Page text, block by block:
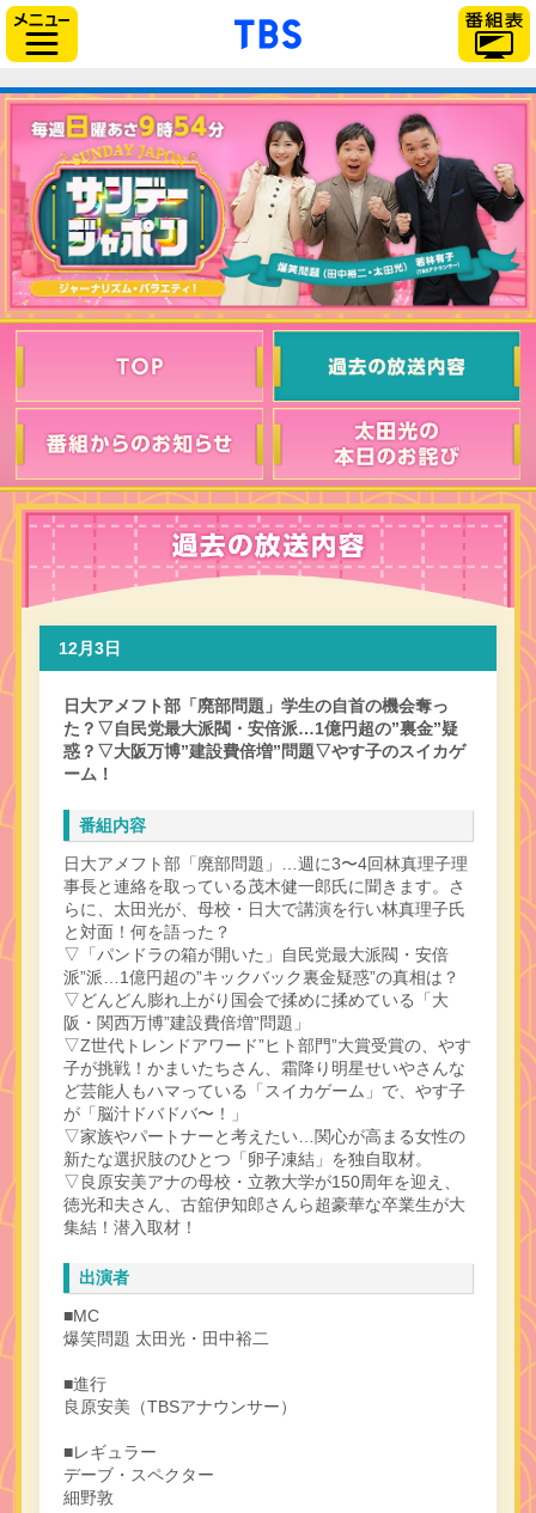
「TBSテレビ」トップ
12月3日
日大アメフト部「廃部問題」学生の自首の機会奪っ
た？▽自民党最大派閥・安倍派…1億円超の”裏金”疑
惑？▽大阪万博”建設費倍増”問題▽やす子のスイカゲ
ーム！
番組内容
日大アメフト部「廃部問題」…週に3〜4回林真理子理
事長と連絡を取っている茂木健一郎氏に聞きます。さ
らに、太田光が、母校・日大で講演を行い林真理子氏
と対面！何を語った？
▽「パンドラの箱が開いた」自民党最大派閥・安倍
派”派…1億円超の”キックバック裏金疑惑”の真相は？
▽どんどん膨れ上がり国会で揉めに揉めている「大
阪・関西万博”建設費倍増”問題」
▽Z世代トレンドアワード”ヒト部門”大賞受賞の、やす
子が挑戦！かまいたちさん、霜降り明星せいやさんな
ど芸能人もハマっている「スイカゲーム」で、やす子
が「脳汁ドバドバ〜！」
▽家族やパートナーと考えたい…関心が高まる女性の
新たな選択肢のひとつ「卵子凍結」を独自取材。
▽良原安美アナの母校・立教大学が150周年を迎え、
徳光和夫さん、古舘伊知郎さんら超豪華な卒業生が大
集結！潜入取材！
出演者
■MC
爆笑問題 太田光・田中裕二
■進行
良原安美（TBSアナウンサー）
■レギュラー
デーブ・スペクター
細野敦